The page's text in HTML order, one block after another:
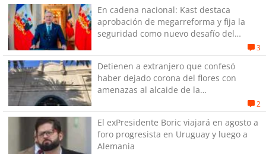
En cadena nacional: Kast destaca
aprobación de megarreforma y fija la
seguridad como nuevo desafío del
3
Detienen a extranjero que confesó
haber dejado corona del flores con
amenazas al alcaide de la
2
El exPresidente Boric viajará en agosto a
foro progresista en Uruguay y luego a
Alemania